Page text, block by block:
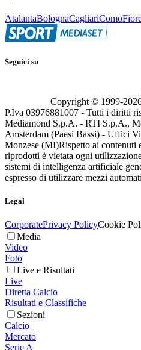
AtalantaBolognaCagliariComo
Seguici su
Copyright © 1999-
P.Iva 03976881007 - Tutti i diritti
Mediamond S.p.A. - RTI S.p.A.,
Amsterdam (Paesi Bassi) - Uffici
Monzese (MI)Rispetto ai contenuti
riprodotti è vietata ogni
sistemi di intelligenza artificiale
espresso di utilizzare mezzi
Legal
CorporatePrivacy PolicyCookie
Media
Video
Foto
Live e Risultati
Live
Diretta Calcio
Risultati e Classifiche
Sezioni
Calcio
Mercato
Serie A